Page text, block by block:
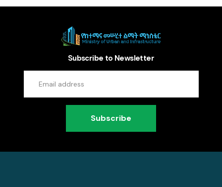
Subscribe to Newsletter
Subscribe